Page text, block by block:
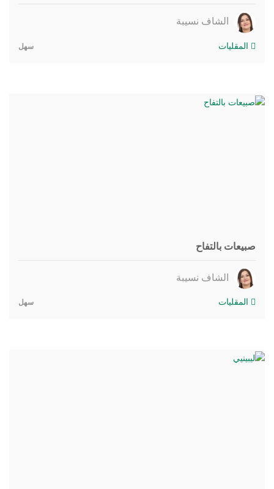
الشاف نسيبة
المقليات سهل
صبيعات بالتفاح
الشاف نسيبة
المقليات سهل